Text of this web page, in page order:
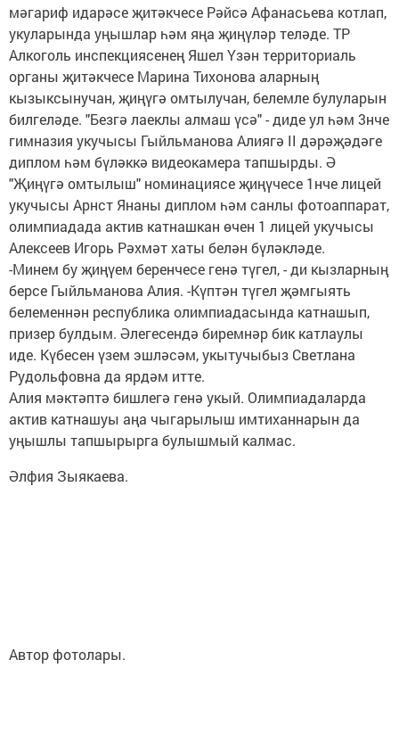
мәгариф идарәсе җитәкчесе Рәйсә Афанасьева котлап,
укуларында уңышлар һәм яңа җиңүләр теләде. ТР
Алкоголь инспекциясенең Яшел Үзән территориаль
органы җитәкчесе Марина Тихонова аларның
кызыксынучан, җиңүгә омтылучан, белемле булуларын
билгеләде. "Безгә лаеклы алмаш үсә" - диде ул һәм 3нче
гимназия укучысы Гыйльманова Алиягә II дәрәҗәдәге
диплом һәм бүләккә видеокамера тапшырды. Ә
"Җиңүгә омтылыш" номинациясе җиңүчесе 1нче лицей
укучысы Арнст Янаны диплом һәм санлы фотоаппарат,
олимпиадада актив катнашкан өчен 1 лицей укучысы
Алексеев Игорь Рәхмәт хаты белән бүләкләде.
-Минем бу җиңүем беренчесе генә түгел, - ди кызларның
берсе Гыйльманова Алия. -Күптән түгел җәмгыять
белеменнән республика олимпиадасында катнашып,
призер булдым. Әлегесендә биремнәр бик катлаулы
иде. Күбесен үзем эшләсәм, укытучыбыз Светлана
Рудольфовна да ярдәм итте.
Алия мәктәптә бишлегә генә укый. Олимпиадаларда
актив катнашуы аңа чыгарылыш имтиханнарын да
уңышлы тапшырырга булышмый калмас.
Әлфия Зыякаева.
Автор фотолары.